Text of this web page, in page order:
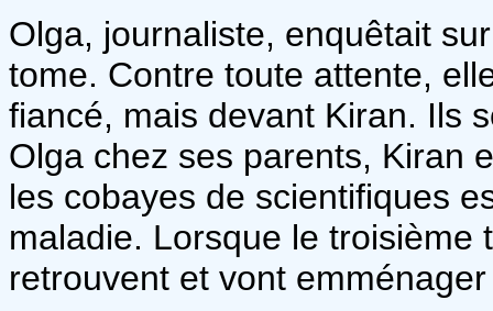
Olga, journaliste, enquêtait
tome. Contre toute attente,
fiancé, mais devant Kiran. Ils
Olga chez ses parents, Kiran
les cobayes de scientifiques
maladie. Lorsque le troisième
retrouvent et vont